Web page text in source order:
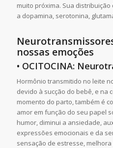
muito próxima. Sua
a dopamina, serotonina,
nossas emoções
• OCITOCINA:
Hormônio transmitido no leite
devido à sucção do bebê, e na
momento do parto, também é
amor em função do seu papel
humor, diminui a ansiedade,
expressões emocionais e da
sensação de estresse,